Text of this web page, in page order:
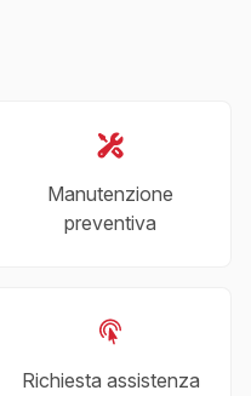
Manutenzione
preventiva
Richiesta assistenza